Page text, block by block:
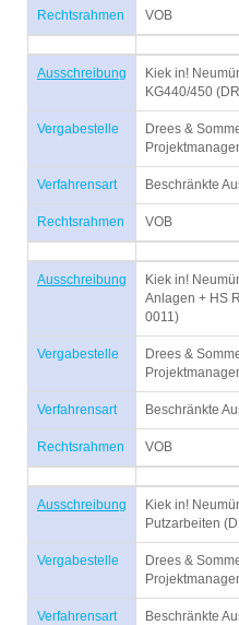
Rechtsrahmen VOB
Ausschreibung
Kiek in!
KG440/450
Vergabestelle
Drees &
Verfahrensart Beschränkte
Rechtsrahmen VOB
Ausschreibung
Kiek in!
Anlagen + HS
0011)
Vergabestelle
Drees &
Verfahrensart Beschränkte
Rechtsrahmen VOB
Ausschreibung
Kiek in!
Putzarbeiten
Vergabestelle
Drees &
Verfahrensart Beschränkte